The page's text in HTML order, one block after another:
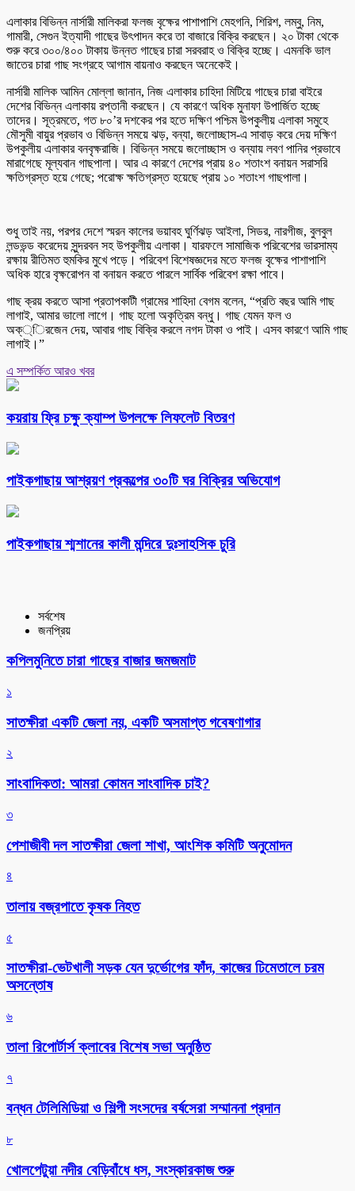
এলাকার বিভিন্ন নার্সারী মালিকরা ফলজ বৃক্ষের পাশাপাশি মেহগনি, শিরিশ, লম্বু, নিম,
গামারী, সেগুন ইত্যাদী গাছের উৎপাদন করে তা বাজারে বিক্রি করছেন। ২০ টাকা থেকে
শুরু করে ৩০০/৪০০ টাকায় উন্নত গাছের চারা সরবরাহ ও বিক্রি হচ্ছে। এমনকি ভাল
জাতের চারা গাছ সংগ্রহে আগাম বায়নাও করছেন অনেকেই।
নার্সারী মালিক আমিন মোল্লা জানান, নিজ এলাকার চাহিদা মিটিয়ে গাছের চারা বাইরে
দেশের বিভিন্ন এলাকায় রপ্তানী করছেন। যে কারণে অধিক মুনাফা উপার্জিত হচ্ছে
তাদের। সূত্রমতে, গত ৮০’র দশকের পর হতে দক্ষিণ পশ্চিম উপকুলীয় এলাকা সমুহে
মৌসুমী বায়ুর প্রভাব ও বিভিন্ন সময়ে ঝড়, বন্যা, জলোচ্ছাস-এ সাবাড় করে দেয় দক্ষিণ
উপকুলীয় এলাকার বনবৃক্ষরাজি। বিভিন্ন সময়ে জলোচ্ছাস ও বন্যায় লবণ পানির প্রভাবে
মারাগেছে মূল্যবান গাছপালা। আর এ কারণে দেশের প্রায় ৪০ শতাংশ বনায়ন সরাসরি
ক্ষতিগ্রস্ত হয়ে গেছে; পরোক্ষ ক্ষতিগ্রস্ত হয়েছে প্রায় ১০ শতাংশ গাছপালা।
শুধু তাই নয়, পরপর দেশে স্মরন কালের ভয়াবহ ঘুর্ণিঝড় আইলা, সিডর, নারগীজ, বুলবুল
লন্ডভন্ড করেদেয় সুন্দরবন সহ উপকুলীয় এলাকা। যারফলে সামাজিক পরিবেশের ভারসাম্য
রক্ষায় রীতিমত হুমকির মুখে পড়ে। পরিবেশ বিশেষজ্ঞদের মতে ফলজ বৃক্ষের পাশাপাশি
অধিক হারে বৃক্ষরোপন বা বনায়ন করতে পারলে সার্বিক পরিবেশ রক্ষা পাবে।
গাছ ক্রয় করতে আসা প্রতাপকাটী গ্রামের শাহিদা বেগম বলেন, “প্রতি বছর আমি গাছ
লাগাই, আমার ভালো লাগে। গাছ হলো অকৃত্রিম বন্ধু। গাছ যেমন ফল ও
অক্্িরজেন দেয়, আবার গাছ বিক্রি করলে নগদ টাকা ও পাই। এসব কারণে আমি গাছ
লাগাই।”
এ সম্পর্কিত আরও খবর
কয়রায় ফ্রি চক্ষু ক্যাম্প উপলক্ষে লিফলেট বিতরণ
পাইকগাছায় আশ্রয়ণ প্রকল্পের ৩০টি ঘর বিক্রির অভিযোগ
পাইকগাছায় শ্মশানের কালী মন্দিরে দুঃসাহসিক চুরি
সর্বশেষ
জনপ্রিয়
কপিলমুনিতে চারা গাছের বাজার জমজমাট
১
সাতক্ষীরা একটি জেলা নয়, একটি অসমাপ্ত গবেষণাগার
২
সাংবাদিকতা: আমরা কোমন সাংবাদিক চাই?
৩
পেশাজীবী দল সাতক্ষীরা জেলা শাখা, আংশিক কমিটি অনুমোদন
৪
তালায় বজ্রপাতে কৃষক নিহত
৫
সাতক্ষীরা-ভেটখালী সড়ক যেন দুর্ভোগের ফাঁদ, কাজের ঢিমেতালে চরম
অসন্তোষ
৬
‎তালা রিপোর্টার্স ক্লাবের বিশেষ সভা অনুষ্ঠিত
৭
বন্ধন টেলিমিডিয়া ও শিল্পী সংসদের বর্ষসেরা সম্মাননা প্রদান
৮
খোলপেটুয়া নদীর বেড়িবাঁধে ধস, সংস্কারকাজ শুরু